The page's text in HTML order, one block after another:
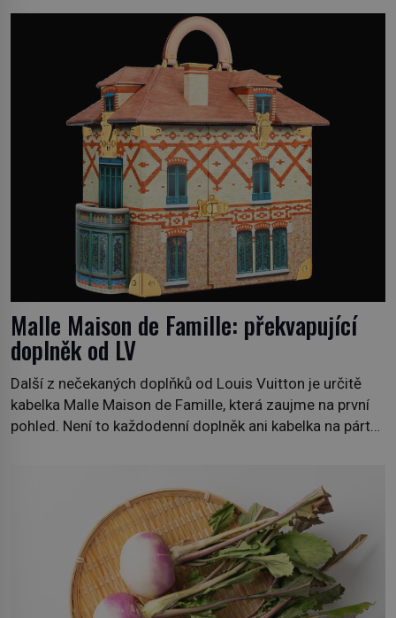
klidného ptáčka, který většinu dne jen posedává. Hodně
času tráví na zemi, kde sbírá zbytky semínek Jeho
domovinou je prakticky celá Austrálie s výjimkou
pobřežní oblasti. […]
Malle Maison de Famille: překvapující
doplněk od LV
Další z nečekaných doplňků od Louis Vuitton je určitě
kabelka Malle Maison de Famille, která zaujme na první
pohled. Není to každodenní doplněk ani kabelka na párty,
adrese 18 Rue Louis Vuitton, které bylo postaveno v
roce 1869. […]